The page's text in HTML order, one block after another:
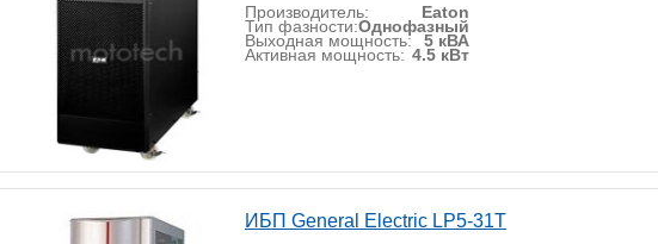
Производитель: Eaton
Тип фазности:Однофазный
Выходная мощность: 5 кВА
Активная мощность: 4.5 кВт
ИБП General Electric LP5-31T